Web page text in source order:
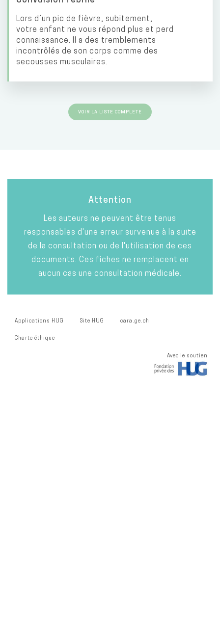
Lors d’un pic de fièvre, subitement,
votre enfant ne vous répond plus et perd
connaissance. Il a des tremblements
incontrôlés de son corps comme des
secousses musculaires.
VOIR LA LISTE COMPLETE
Attention
Les auteurs ne peuvent être tenus
responsables d'une erreur survenue à la suite
de la consultation ou de l'utilisation de ces
documents. Ces fiches ne remplacent en
aucun cas une consultation médicale.
Applications HUG Site HUG cara.ge.ch
Charte éthique
Avec le soutien